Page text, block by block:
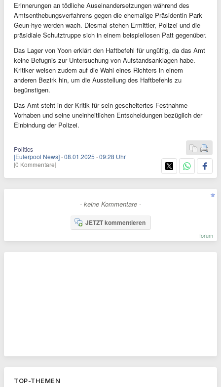
Erinnerungen an tödliche Auseinandersetzungen während des
Amtsenthebungsverfahrens gegen die ehemalige Präsidentin Park
Geun-hye werden wach. Diesmal stehen Ermittler, Polizei und die
präsidiale Schutztruppe sich in einem beispiellosen Patt gegenüber.
Das Lager von Yoon erklärt den Haftbefehl für ungültig, da das Amt
keine Befugnis zur Untersuchung von Aufstandsanklagen habe.
Kritiker weisen zudem auf die Wahl eines Richters in einem
anderen Bezirk hin, um die Ausstellung des Haftbefehls zu
begünstigen.
Das Amt steht in der Kritik für sein gescheitertes Festnahme-
Vorhaben und seine uneinheitlichen Entscheidungen bezüglich der
Einbindung der Polizei.
Politics
[Eulerpool News] ·08.01.2025 ·09:28 Uhr
[0 Kommentare]
- keine Kommentare -
JETZT kommentieren
forum
TOP-THEMEN